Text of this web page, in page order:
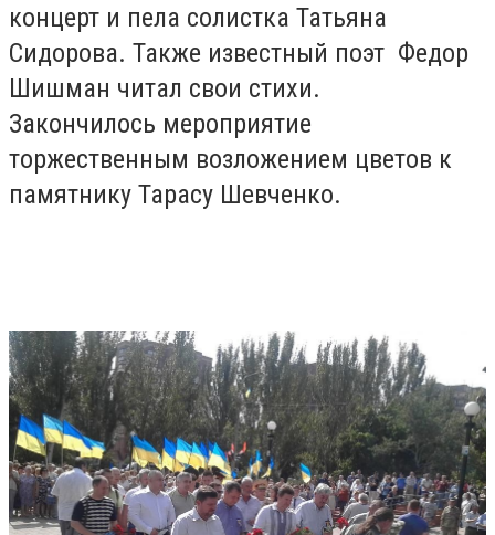
концерт и пела солистка Татьяна
Сидорова. Также известный поэт Федор
Шишман читал свои стихи.
Закончилось мероприятие
торжественным возложением цветов к
памятнику Тарасу Шевченко.